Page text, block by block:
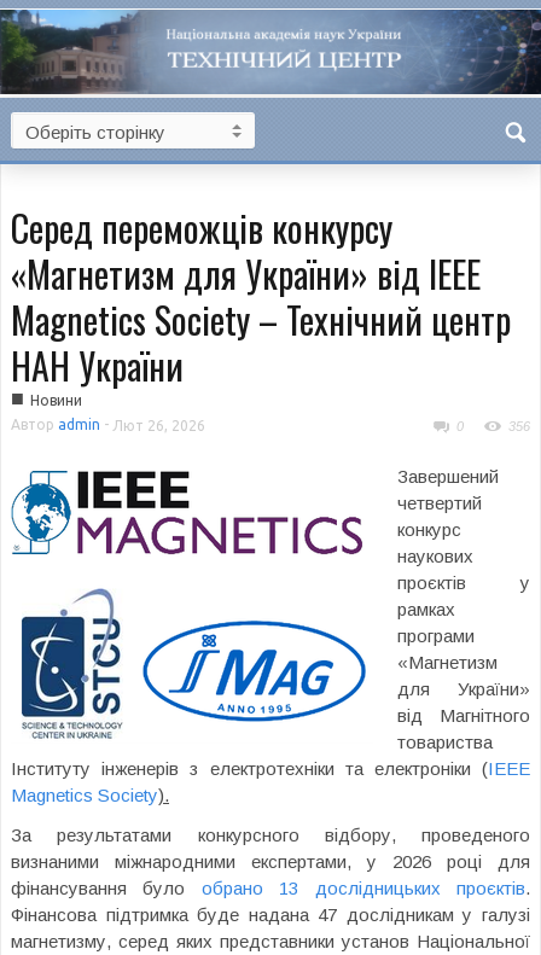
Серед переможців конкурсу
«Магнетизм для України» від IEEE
Magnetics Society – Технічний центр
НАН України
■ Новини
Автор admin - Лют 26, 2026 0 356
Завершений
четвертий
конкурс
наукових
проєктів у
рамках
програми
«Магнетизм
для України»
від Магнітного
товариства
Інституту інженерів з електротехніки та електроніки (IEEE
Magnetics Society).
За результатами конкурсного відбору, проведеного
визнаними міжнародними експертами, у 2026 році для
фінансування було обрано 13 дослідницьких проєктів.
Фінансова підтримка буде надана 47 дослідникам у галузі
магнетизму, серед яких представники установ Національної